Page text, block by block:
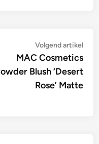
Volgend artikel
MAC Cosmetics
Blush ‘Desert
Rose’ Matte